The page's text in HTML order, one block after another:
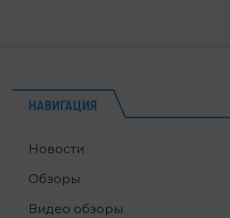
НАВИГАЦИЯ
Новости
Обзоры
Видео обзоры